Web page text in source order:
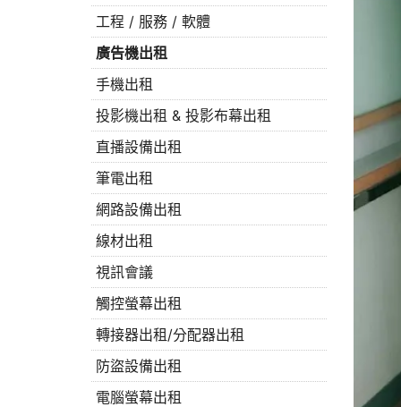
工程 / 服務 / 軟體
廣告機出租
手機出租
投影機出租 & 投影布幕出租
直播設備出租
筆電出租
網路設備出租
線材出租
視訊會議
觸控螢幕出租
轉接器出租/分配器出租
防盜設備出租
電腦螢幕出租